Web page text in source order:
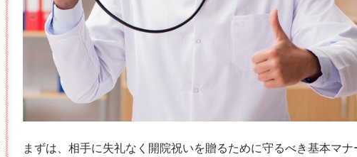
まずは、相手に失礼なく開院祝いを贈るために守るべき基本マ